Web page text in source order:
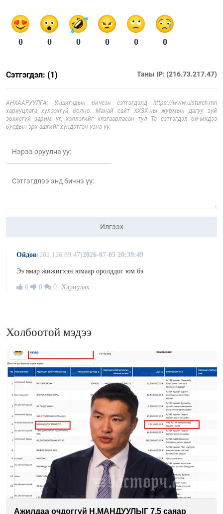
0 0 0 0 0 0
Сэтгэгдэл: (1) Таны IP: (216.73.217.47)
АНХААРУУЛГА: Уншигчдын бичсэн сэтгэгдэлд https://www.ulsturch.mn
хариуцлага хүлээхгүй болно. Манай сайт ХХЗХ-ны журмын дагуу зүй
зохисгүй зарим үг, хэллэгийг хязгаарласан тул Та сэтгэгдэл бичихдээ
бусдын эрх ашгийг хүндэтгэн үзнэ үү.
Илгээх
Ойдов(202.126.89.47)2026-07-05 20:39:49
Ээ ямар жижигхэн юмаар оролддог юм бэ
0 0 0 Хариулах
Холбоотой мэдээ
Ажилдаа очдоггүй Н.МАНДУУЛЫГ 7,5 саяар